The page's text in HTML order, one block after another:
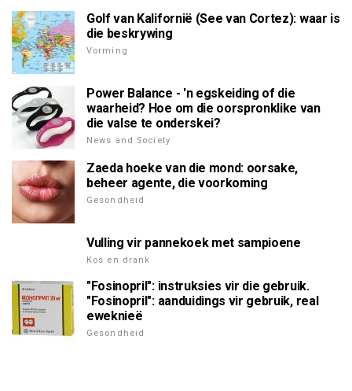
Golf van Kalifornië (See van Cortez): waar is
die beskrywing
Vorming
Power Balance - 'n egskeiding of die
waarheid? Hoe om die oorspronklike van
die valse te onderskei?
News and Society
Zaeda hoeke van die mond: oorsake,
beheer agente, die voorkoming
Gesondheid
Vulling vir pannekoek met sampioene
Kos en drank
"Fosinopril": instruksies vir die gebruik.
"Fosinopril": aanduidings vir gebruik, real
eweknieë
Gesondheid